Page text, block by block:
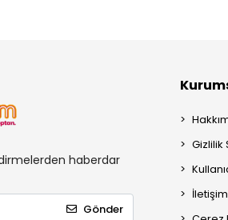
haberdar
Gönder
Gizlilik
İletişim